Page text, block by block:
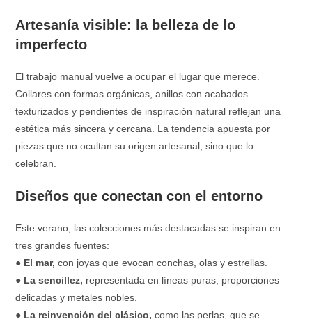
Artesanía visible: la belleza de lo
imperfecto
El trabajo manual vuelve a ocupar el lugar que merece.
Collares con formas orgánicas, anillos con acabados
texturizados y pendientes de inspiración natural reflejan una
estética más sincera y cercana. La tendencia apuesta por
piezas que no ocultan su origen artesanal, sino que lo
celebran.
Diseños que conectan con el entorno
Este verano, las colecciones más destacadas se inspiran en
tres grandes fuentes:
● El mar, con joyas que evocan conchas, olas y estrellas.
● La sencillez, representada en líneas puras, proporciones
delicadas y metales nobles.
● La reinvención del clásico,como las perlas, que se